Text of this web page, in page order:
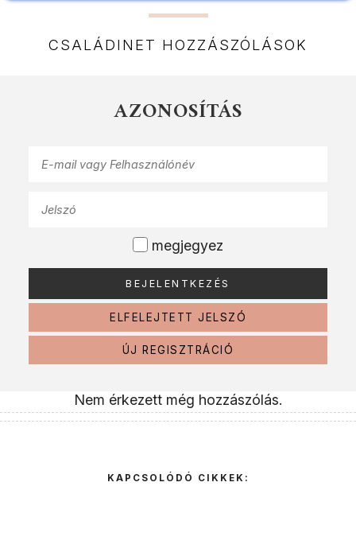
CSALÁDINET HOZZÁSZÓLÁSOK
AZONOSÍTÁS
megjegyez
ELFELEJTETT JELSZÓ
ÚJ REGISZTRÁCIÓ
Nem érkezett még hozzászólás.
KAPCSOLÓDÓ CIKKEK: